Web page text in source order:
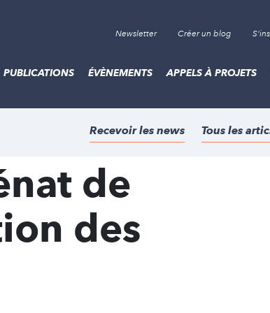
Newsletter Créer un blog
PUBLICATIONS ÉVÈNEMENTS APPELS À PROJETS
Recevoir les news Tous les
de
des